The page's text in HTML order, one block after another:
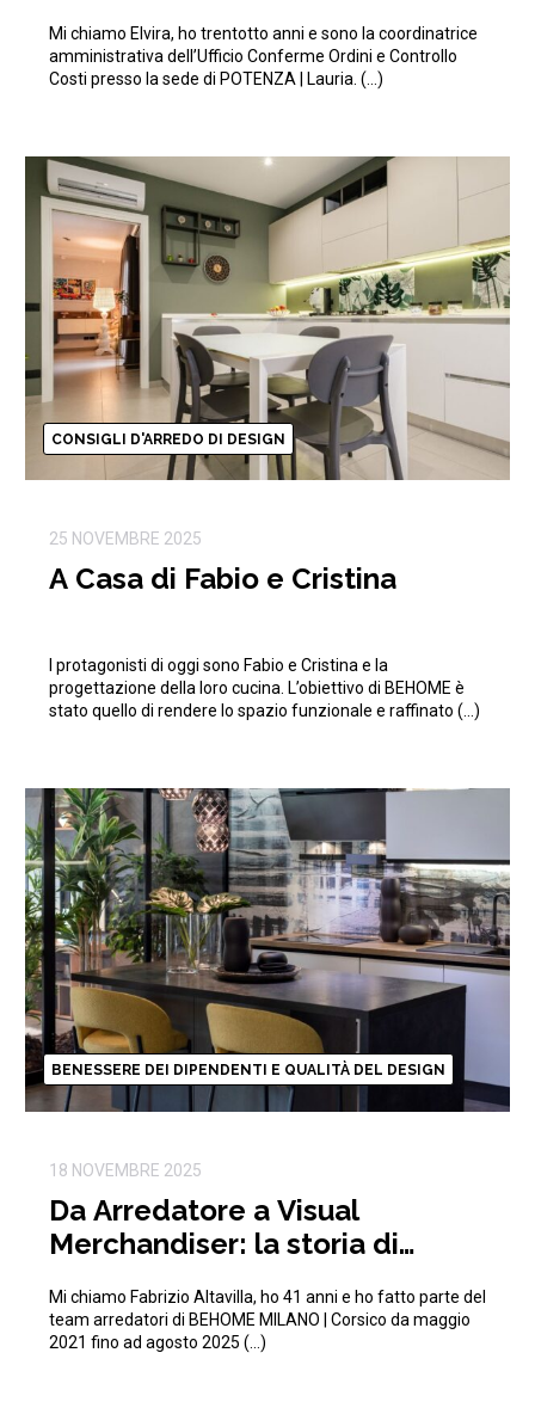
Mi chiamo Elvira, ho trentotto anni e sono la coordinatrice
amministrativa dell’Ufficio Conferme Ordini e Controllo
Costi presso la sede di POTENZA | Lauria. (…)
CONSIGLI D'ARREDO DI DESIGN
25 NOVEMBRE 2025
A Casa di Fabio e Cristina
I protagonisti di oggi sono Fabio e Cristina e la
progettazione della loro cucina. L’obiettivo di BEHOME è
stato quello di rendere lo spazio funzionale e raffinato (…)
BENESSERE DEI DIPENDENTI E QUALITÀ DEL DESIGN
18 NOVEMBRE 2025
Da Arredatore a Visual
Merchandiser: la storia di
Mi chiamo Fabrizio Altavilla, ho 41 anni e ho fatto parte del
team arredatori di BEHOME MILANO | Corsico da maggio
2021 fino ad agosto 2025 (…)